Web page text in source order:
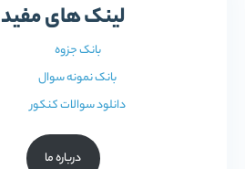
لینک های مفید
بانک جزوه
بانک نمونه سوال
دانلود سوالات کنکور
درباره ما